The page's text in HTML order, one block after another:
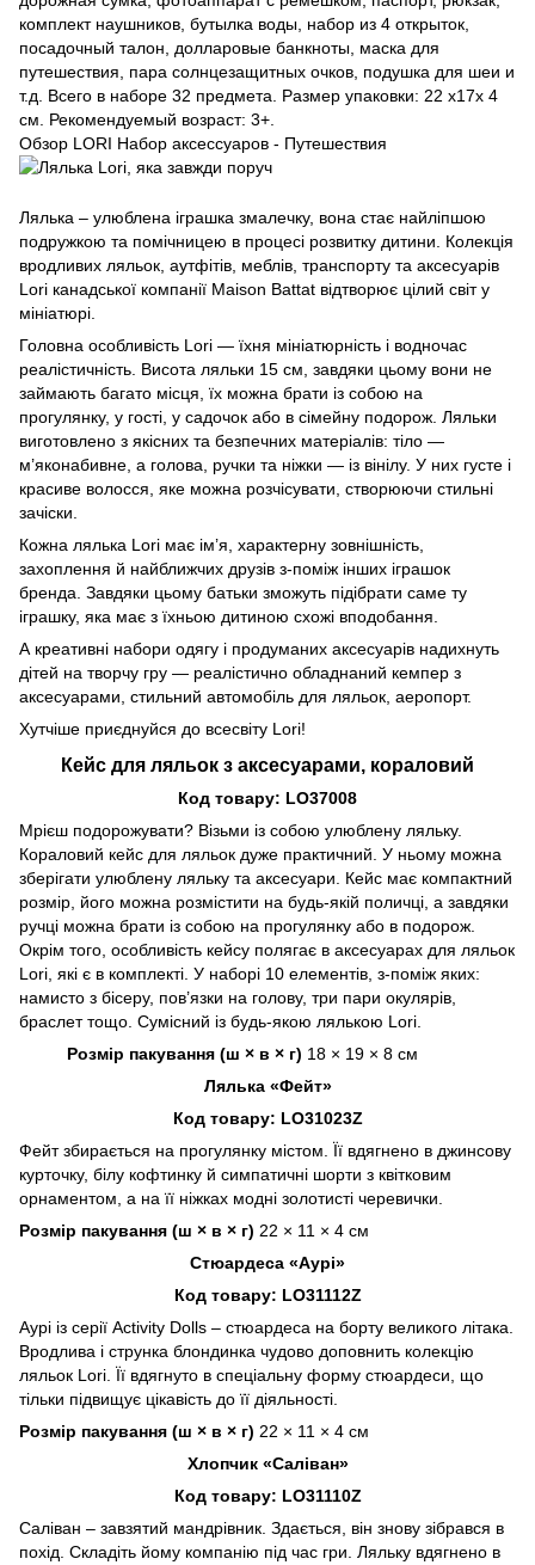
комплект наушников, бутылка воды, набор из 4 открыток,
посадочный талон, долларовые банкноты, маска для
путешествия, пара солнцезащитных очков, подушка для шеи и
т.д. Всего в наборе 32 предмета. Размер упаковки: 22 х17х 4
см. Рекомендуемый возраст: 3+.
Обзор LORI Набор аксессуаров - Путешествия
Лялька – улюблена іграшка змалечку, вона стає найліпшою
подружкою та помічницею в процесі розвитку дитини. Колекція
вродливих ляльок, аутфітів, меблів, транспорту та аксесуарів
Lori канадської компанії Maison Battat відтворює цілий світ у
мініатюрі.
Головна особливість Lori — їхня мініатюрність і водночас
реалістичність. Висота ляльки 15 см, завдяки цьому вони не
займають багато місця, їх можна брати із собою на
прогулянку, у гості, у садочок або в сімейну подорож. Ляльки
виготовлено з якісних та безпечних матеріалів: тіло —
м’яконабивне, а голова, ручки та ніжки — із вінілу. У них густе і
красиве волосся, яке можна розчісувати, створюючи стильні
зачіски.
Кожна лялька Lori має ім’я, характерну зовнішність,
захоплення й найближчих друзів з-поміж інших іграшок
бренда. Завдяки цьому батьки зможуть підібрати саме ту
іграшку, яка має з їхньою дитиною схожі вподобання.
А креативні набори одягу і продуманих аксесуарів надихнуть
дітей на творчу гру — реалістично обладнаний кемпер з
аксесуарами, стильний автомобіль для ляльок, аеропорт.
Хутчіше приєднуйся до всесвіту Lori!
Кейс для ляльок з аксесуарами, кораловий
Код товару: LO37008
Мрієш подорожувати? Візьми із собою улюблену ляльку.
Кораловий кейс для ляльок дуже практичний. У ньому можна
зберігати улюблену ляльку та аксесуари. Кейс має компактний
розмір, його можна розмістити на будь-якій поличці, а завдяки
ручці можна брати із собою на прогулянку або в подорож.
Окрім того, особливість кейсу полягає в аксесуарах для ляльок
Lori, які є в комплекті. У наборі 10 елементів, з-поміж яких:
намисто з бісеру, пов’язки на голову, три пари окулярів,
браслет тощо. Сумісний із будь-якою лялькою Lori.
Розмір пакування (ш × в × г) 18 × 19 × 8 см
Лялька «Фейт»
Код товару: LO31023Z
Фейт збирається на прогулянку містом. Її вдягнено в джинсову
курточку, білу кофтинку й симпатичні шорти з квітковим
орнаментом, а на її ніжках модні золотисті черевички.
Розмір пакування (ш × в × г) 22 × 11 × 4 см
Стюардеса «Аурі»
Код товару: LO31112Z
Аурі із серії Activity Dolls – стюардеса на борту великого літака.
Вродлива і струнка блондинка чудово доповнить колекцію
ляльок Lori. Її вдягнуто в спеціальну форму стюардеси, що
тільки підвищує цікавість до її діяльності.
Розмір пакування (ш × в × г) 22 × 11 × 4 см
Хлопчик «Саліван»
Код товару: LO31110Z
Саліван – завзятий мандрівник. Здається, він знову зібрався в
похід. Складіть йому компанію під час гри. Ляльку вдягнено в